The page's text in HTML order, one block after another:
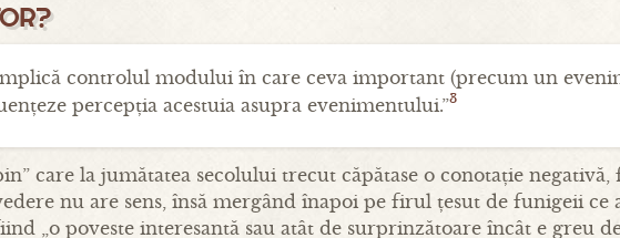
controlul modului în care ceva important (precum un
percepția acestuia asupra evenimentului.”3
care la jumătatea secolului trecut căpătase o conotație negativă,
nu are sens, însă mergând înapoi pe firul țesut de funigeii
„o poveste interesantă sau atât de surprinzătoare încât e greu